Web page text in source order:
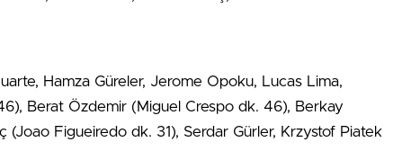
Hamza Güreler, Jerome Opoku, Lucas Lima,
Berat Özdemir (Miguel Crespo dk. 46), Berkay
Figueiredo dk. 31), Serdar Gürler, Krzystof Piatek